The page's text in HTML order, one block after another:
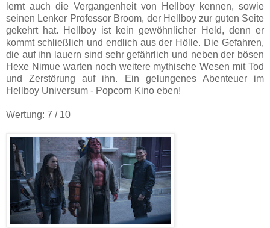
lernt auch die Vergangenheit von Hellboy kennen, sowie
seinen Lenker Professor Broom, der Hellboy zur guten Seite
gekehrt hat. Hellboy ist kein gewöhnlicher Held, denn er
kommt schließlich und endlich aus der Hölle. Die Gefahren,
die auf ihn lauern sind sehr gefährlich und neben der bösen
Hexe Nimue warten noch weitere mythische Wesen mit Tod
und Zerstörung auf ihn. Ein gelungenes Abenteuer im
Hellboy Universum - Popcorn Kino eben!
Wertung: 7 / 10